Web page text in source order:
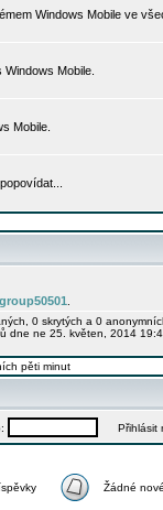
Windows Mobile ve
Mobile.
Mobile.
0 skrytých a 0
dne ne 25. květen, 2014
pěti minut
Přihlásit
Žádné